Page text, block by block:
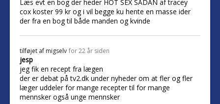
Læs evt en bog der heder HOT SEX SÅDAN af tracey
cox koster 99 kr og i vil begge ku hente en masse ider
der fra en bog til både manden og kvinde
tilføjet af migselv for 22 år siden
jesp
jeg fik en recept fra lægen
der er debat på tv2.dk under nyheder om at fler og fler
læger uddeler for mange recepter til for mange
mennsker også unge mennsker